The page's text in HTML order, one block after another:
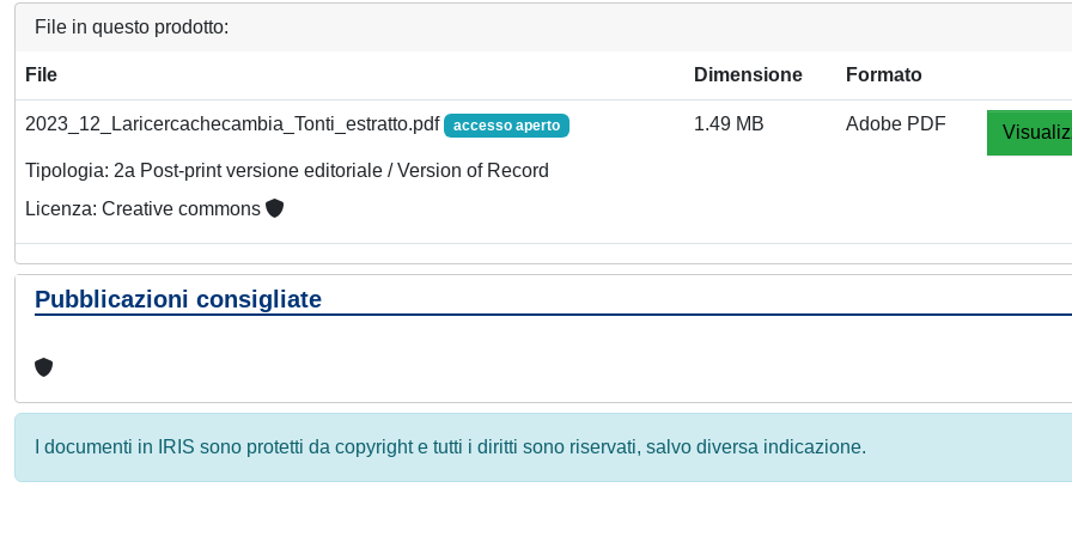
File in questo prodotto:
File Dimensione Formato
2023_12_Laricercachecambia_Tonti_estratto.pdf accesso aperto
Tipologia: 2a Post-print versione editoriale / Version of Record
Licenza: Creative commons
1.49 MB Adobe PDF
Pubblicazioni consigliate
I documenti in IRIS sono protetti da copyright e tutti i diritti sono riservati, salvo diversa indicazione.